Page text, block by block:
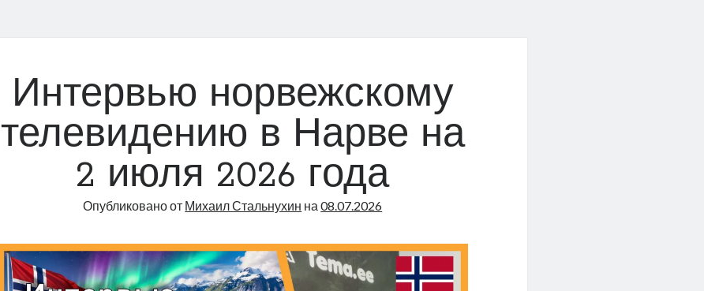
Интервью норвежскому
телевидению в Нарве на
2 июля 2026 года
Опубликовано от Михаил Стальнухин на08.07.2026